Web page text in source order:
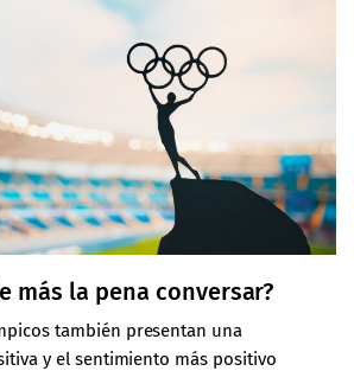
más la pena conversar?
también presentan una
y el sentimiento más positivo